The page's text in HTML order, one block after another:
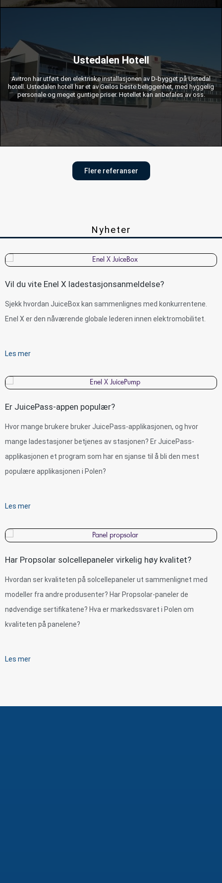
Ustedalen Hotell
Avitron har utført den elektriske installasjonen av D-bygget på Ustedal
hotell. Ustedalen hotell har et av Geilos beste beliggenhet, med hyggelig
personale og meget guntige priser. Hotellet kan anbefales av oss.
Prosjektet bruker Rhenes-produkter - elektriske sentralbord med utstyr og
Ecolight - innendørs og utendørs belysning for bygninger. Omfanget av
arbeidet: strømforsyning (transformatorer 2x1250 kVA MV / LV, ATS),
elektrisk installasjon av hele feriestedet og innvendig og utvendig
belysning, CCTV installasjon, BMS installasjon, bygning og arbeid
elektrisk design.
Flere referanser
Nyheter
Vil du vite Enel X ladestasjonsanmeldelse?
Sjekk hvordan JuiceBox kan sammenlignes med konkurrentene.
Enel X er den nåværende globale lederen innen elektromobilitet.
Les mer
Er JuicePass-appen populær?
Hvor mange brukere bruker JuicePass-applikasjonen, og hvor
mange ladestasjoner betjenes av stasjonen? Er JuicePass-
applikasjonen et program som har en sjanse til å bli den mest
populære applikasjonen i Polen?
Les mer
Har Propsolar solcellepaneler virkelig høy kvalitet?
Hvordan ser kvaliteten på solcellepaneler ut sammenlignet med
modeller fra andre produsenter? Har Propsolar-paneler de
nødvendige sertifikatene? Hva er markedssvaret i Polen om
kvaliteten på panelene?
Les mer